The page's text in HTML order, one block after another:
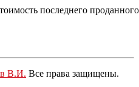
последнего
В.И. Все права защищены.